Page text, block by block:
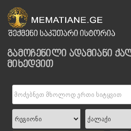
გამოჩენილი ადამიანი
მიხედვით